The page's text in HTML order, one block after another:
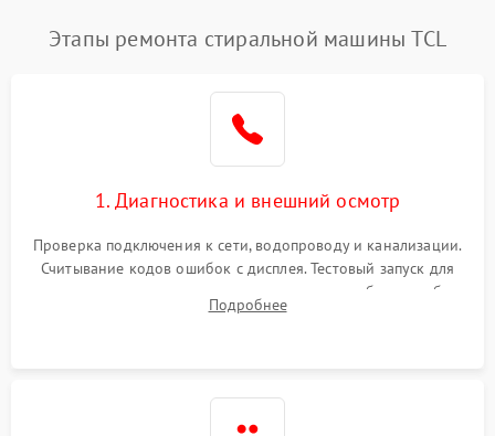
Этапы ремонта стиральной машины TCL
1. Диагностика и внешний осмотр
Проверка подключения к сети, водопроводу и канализации.
Считывание кодов ошибок с дисплея. Тестовый запуск для
выявления посторонних шумов, протечек или сбоев в работе
электронного модуля управления.
Подробнее